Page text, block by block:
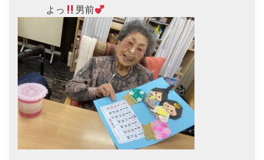
よっ 男前